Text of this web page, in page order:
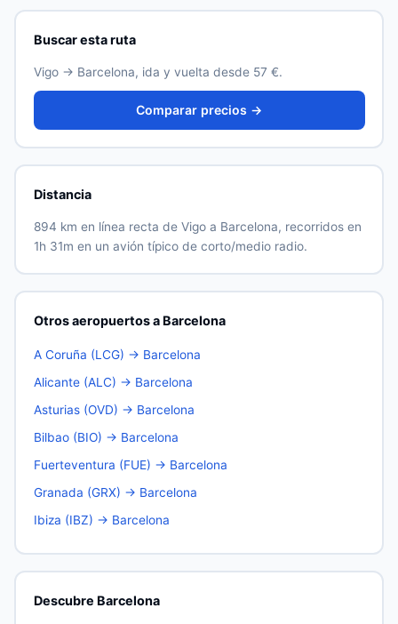
Buscar esta ruta
Vigo → Barcelona, ida y vuelta desde 57 €.
Comparar precios →
Distancia
894 km en línea recta de Vigo a Barcelona, recorridos en
1h 31m en un avión típico de corto/medio radio.
Otros aeropuertos a Barcelona
A Coruña (LCG) → Barcelona
Alicante (ALC) → Barcelona
Asturias (OVD) → Barcelona
Bilbao (BIO) → Barcelona
Fuerteventura (FUE) → Barcelona
Granada (GRX) → Barcelona
Ibiza (IBZ) → Barcelona
Descubre Barcelona